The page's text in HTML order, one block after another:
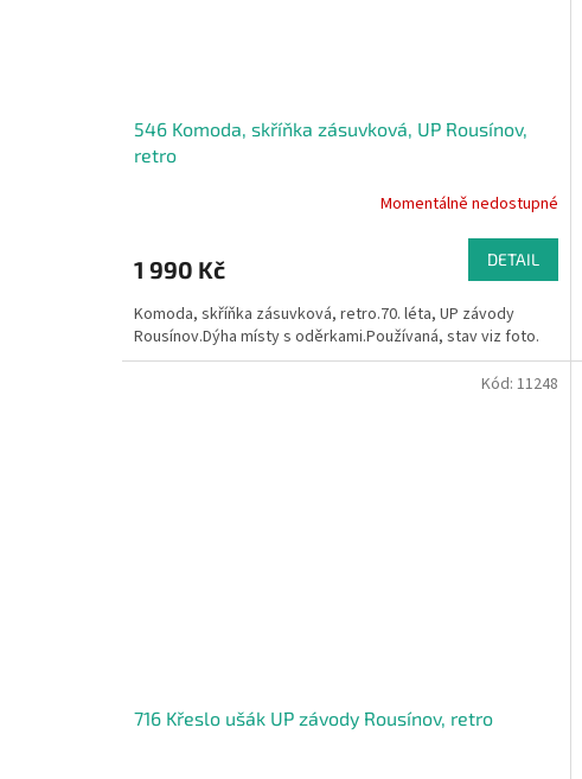
546 Komoda, skříňka zásuvková, UP Rousínov,
retro
Momentálně nedostupné
1 990 Kč DETAIL
Komoda, skříňka zásuvková, retro.70. léta, UP závody
Rousínov.Dýha místy s oděrkami.Používaná, stav viz foto.
716 Křeslo ušák UP závody Rousínov, retro
Kód:11248